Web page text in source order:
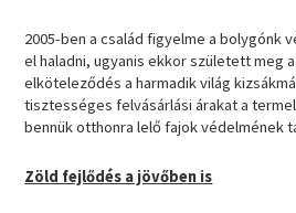
2005-ben a család figyelme a bolygónk
el haladni, ugyanis ekkor született meg a
elköteleződés a harmadik világ
tisztességes felvásárlási árakat a
bennük otthonra lelő fajok védelmének
Zöld fejlődés a jövőben is